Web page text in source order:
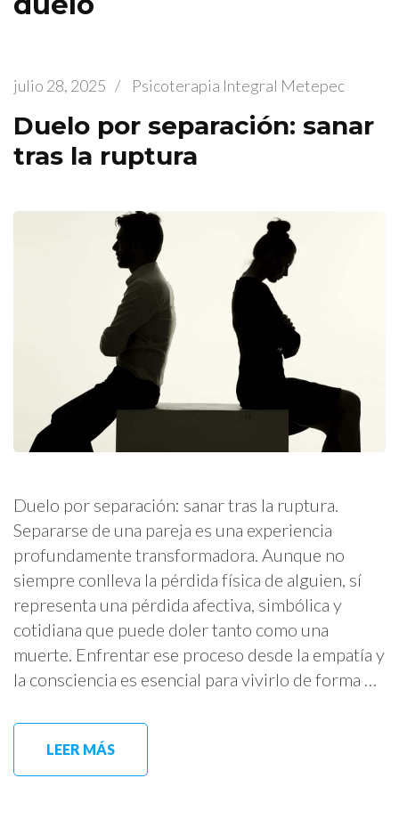
julio 28, 2025 / Psicoterapia Integral Metepec
Duelo por separación: sanar
tras la ruptura
Duelo por separación: sanar tras la ruptura.
Separarse de una pareja es una experiencia
profundamente transformadora. Aunque no
siempre conlleva la pérdida física de alguien, sí
representa una pérdida afectiva, simbólica y
cotidiana que puede doler tanto como una
muerte. Enfrentar ese proceso desde la empatía y
la consciencia es esencial para vivirlo de forma …
LEER MÁS